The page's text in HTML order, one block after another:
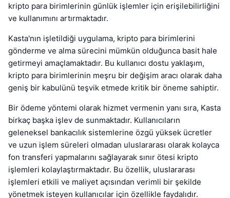
kripto para birimlerinin günlük işlemler için erişilebilirliğini
ve kullanımını artırmaktadır.
Kasta'nın işletildiği uygulama, kripto para birimlerini
gönderme ve alma sürecini mümkün olduğunca basit hale
getirmeyi amaçlamaktadır. Bu kullanıcı dostu yaklaşım,
kripto para birimlerinin meşru bir değişim aracı olarak daha
geniş bir kabulünü teşvik etmede kritik bir öneme sahiptir.
Bir ödeme yöntemi olarak hizmet vermenin yanı sıra, Kasta
birkaç başka işlev de sunmaktadır. Kullanıcıların
geleneksel bankacılık sistemlerine özgü yüksek ücretler
ve uzun işlem süreleri olmadan uluslararası olarak kolayca
fon transferi yapmalarını sağlayarak sınır ötesi kripto
işlemleri kolaylaştırmaktadır. Bu özellik, uluslararası
işlemleri etkili ve maliyet açısından verimli bir şekilde
yönetmek isteyen kullanıcılar için özellikle faydalıdır.